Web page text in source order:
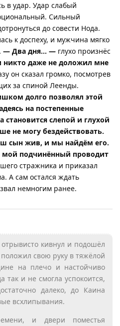
в удар. Удар слабый
Сильный
до совести Нода.
к доспеху, и мужчина мягко
— Два дня… — глухо произнёс
никто даже не доложил мне
он сказал громко, посмотрев
за спиной Леенды.
долго позволял этой
на постепенные
слепой и глухой
не могу бездействовать.
сын жив, и мы найдём его.
мой подчинённый проводит
стражника и приказал
А сам остался ждать
немногим ранее.
кивнул и подошёл
свою руку в тяжёлой
на плечо и настойчиво
так и не смогла успокоится,
далеко, до Каина
всхлипывания.
и двери поместья